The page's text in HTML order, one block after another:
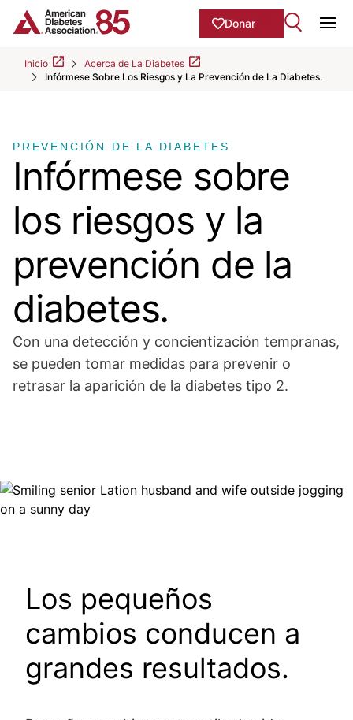
Skip to Main content
Donar
Inicio
Acerca de La Diabetes
Infórmese Sobre Los Riesgos y La Prevención de La Diabetes.
main
content
PREVENCIÓN DE LA DIABETES
Infórmese sobre
los riesgos y la
prevención de la
diabetes.
Con una detección y concientización tempranas,
se pueden tomar medidas para prevenir o
retrasar la aparición de la diabetes tipo 2.
Image
Los pequeños
cambios conducen a
grandes resultados.